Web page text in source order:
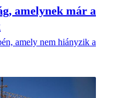
amelynek már a
amely nem hiányzik a